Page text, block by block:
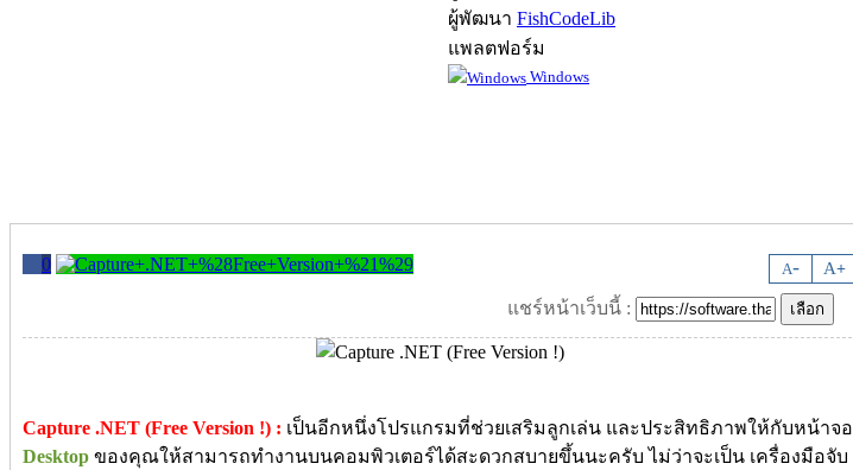
ผู้พัฒนา FishCodeLib
แพลตฟอร์ม
Windows
0 A- A+
แชร์หน้าเว็บนี้ :
Capture .NET (Free Version !) : เป็นอีกหนึ่งโปรแกรมที่ช่วยเสริมลูกเล่น และประสิทธิภาพให้กับหน้าจอ
Desktop ของคุณให้สามารถทำงานบนคอมพิวเตอร์ได้สะดวกสบายขึ้นนะครับ ไม่ว่าจะเป็น เครื่องมือจับ